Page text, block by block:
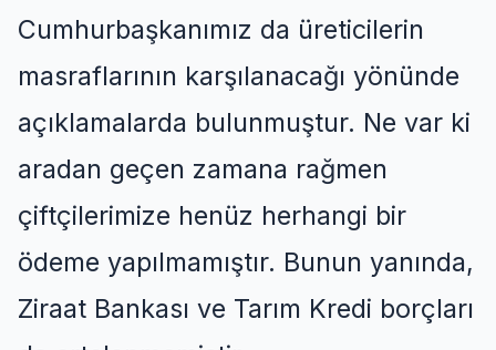
Cumhurbaşkanımız da üreticilerin
masraflarının karşılanacağı yönünde
açıklamalarda bulunmuştur. Ne var ki
aradan geçen zamana rağmen
çiftçilerimize henüz herhangi bir
ödeme yapılmamıştır. Bunun yanında,
Ziraat Bankası ve Tarım Kredi borçları